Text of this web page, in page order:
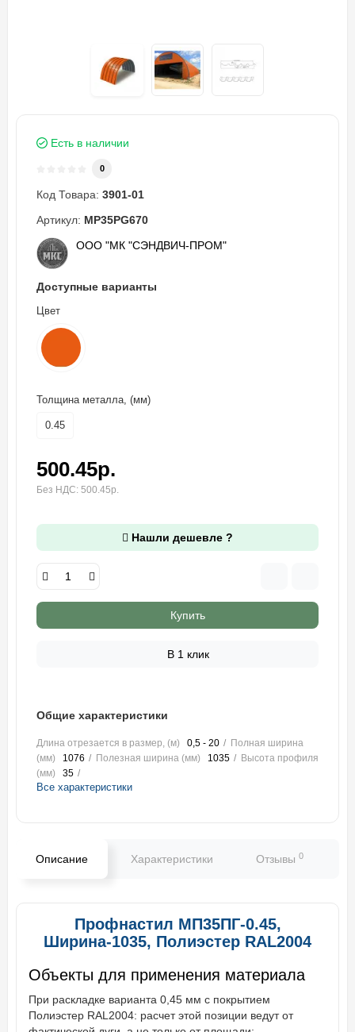
Есть в наличии
0
Код Товара: 3901-01
Артикул: MP35PG670
ООО "МК "СЭНДВИЧ-ПРОМ"
Доступные варианты
Цвет
Толщина металла, (мм)
0.45
500.45р.
Без НДС: 500.45р.
Нашли дешевле ?
Купить
В 1 клик
Общие характеристики
Длина отрезается в размер, (м) 0,5 - 20
Полная ширина
(мм)
1076 Полезная ширина (мм) 1035
Высота профиля
(мм)
35
Все характеристики
Описание Характеристики Отзывы 0
Профнастил МП35ПГ-0.45,
Ширина-1035, Полиэстер RAL2004
Объекты для применения материала
При раскладке варианта 0,45 мм с покрытием
Полиэстер RAL2004: расчет этой позиции ведут от